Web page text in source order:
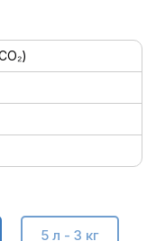
5 л - 3 кг